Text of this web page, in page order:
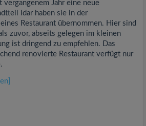
vergangenem Jahr eine neue
Idar haben sie in der
Restaurant übernommen. Hier sind
zuvor, abseits gelegen im kleinen
ist dringend zu empfehlen. Das
renovierte Restaurant verfügt nur